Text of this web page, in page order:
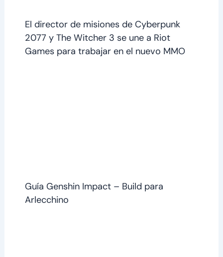
El director de misiones de Cyberpunk
2077 y The Witcher 3 se une a Riot
Games para trabajar en el nuevo MMO
Guía Genshin Impact – Build para
Arlecchino